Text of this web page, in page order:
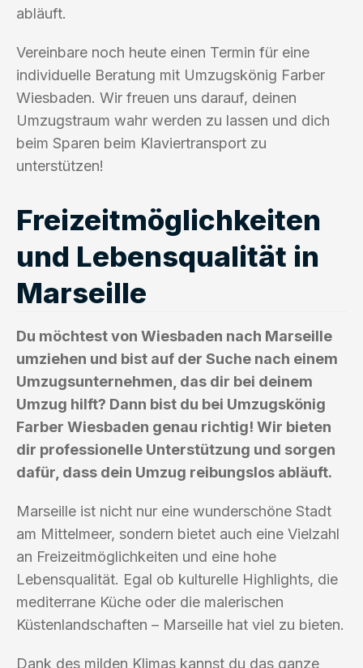
abläuft.
Vereinbare noch heute einen Termin für eine
individuelle Beratung mit Umzugskönig Farber
Wiesbaden. Wir freuen uns darauf, deinen
Umzugstraum wahr werden zu lassen und dich
beim Sparen beim Klaviertransport zu
unterstützen!
Freizeitmöglichkeiten
und Lebensqualität in
Marseille
Du möchtest von Wiesbaden nach Marseille
umziehen und bist auf der Suche nach einem
Umzugsunternehmen, das dir bei deinem
Umzug hilft? Dann bist du bei Umzugskönig
Farber Wiesbaden genau richtig! Wir bieten
dir professionelle Unterstützung und sorgen
dafür, dass dein Umzug reibungslos abläuft.
Marseille ist nicht nur eine wunderschöne Stadt
am Mittelmeer, sondern bietet auch eine Vielzahl
an Freizeitmöglichkeiten und eine hohe
Lebensqualität. Egal ob kulturelle Highlights, die
mediterrane Küche oder die malerischen
Küstenlandschaften – Marseille hat viel zu bieten.
Dank des milden Klimas kannst du das ganze